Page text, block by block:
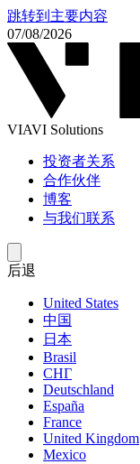
跳转到主要内容
07/08/2026
VIAVI Solutions
投资者关系
合作伙伴
博客
与我们联系
后退
United States
中国
日本
Brasil
СНГ
Deutschland
España
France
United Kingdom
Mexico